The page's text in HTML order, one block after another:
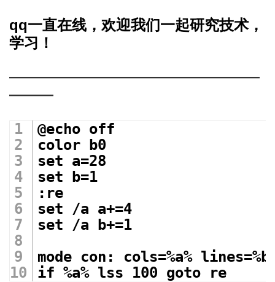
qq一直在线，欢迎我们一起研究技术，
学习！
—————————————————
———
@echo off
color b0
set a=28
set b=1
:re
set /a a+=4
set /a b+=1
mode con: cols=%a%
if %a% lss 100 goto re